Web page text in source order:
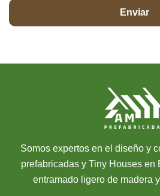
Somos expertos en el diseño y
prefabricadas y Tiny Houses en
entramado ligero de madera